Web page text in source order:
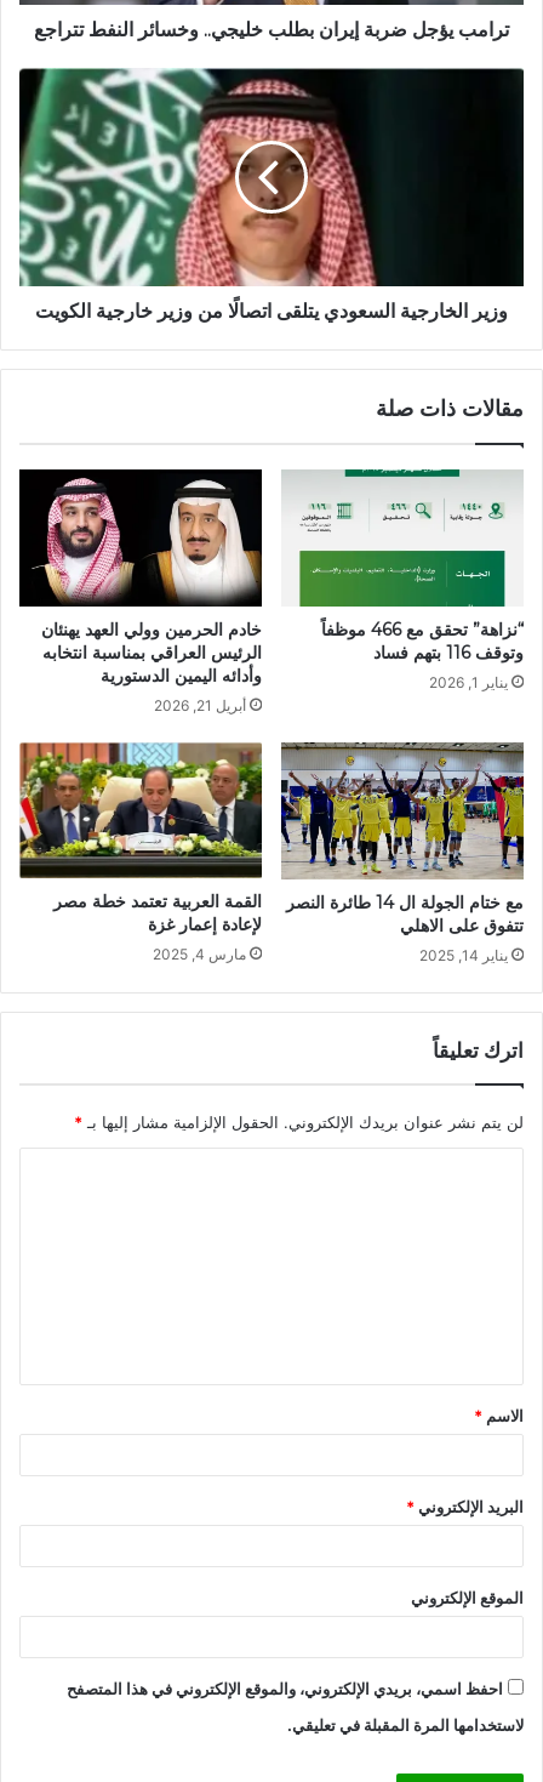
ترامب يؤجل ضربة إيران بطلب خليجي.. وخسائر النفط تتراجع
وزير الخارجية السعودي يتلقى اتصالًا من وزير خارجية الكويت
مقالات ذات صلة
“نزاهة” تحقق مع 466 موظفاً
وتوقف 116 بتهم فساد
يناير 1, 2026
خادم الحرمين وولي العهد يهنئان
الرئيس العراقي بمناسبة انتخابه
وأدائه اليمين الدستورية
أبريل 21, 2026
مع ختام الجولة ال 14 طائرة النصر
تتفوق على الاهلي
يناير 14, 2025
القمة العربية تعتمد خطة مصر
لإعادة إعمار غزة
مارس 4, 2025
اترك تعليقاً
لن يتم نشر عنوان بريدك الإلكتروني. الحقول الإلزامية مشار إليها بـ *
ق
*
الاسم *
البريد الإلكتروني*
الموقع الإلكتروني
احفظ اسمي، بريدي الإلكتروني، والموقع الإلكتروني في هذا المتصفح
لاستخدامها المرة المقبلة في تعليقي.